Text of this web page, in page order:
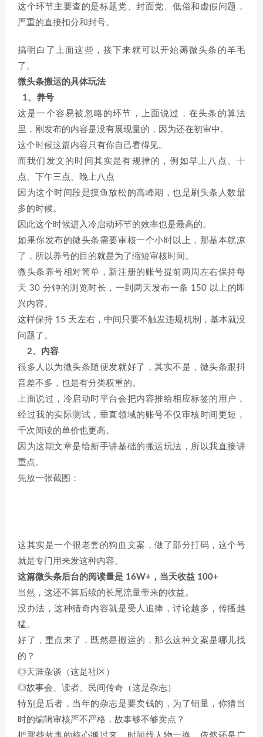
这个环节主要查的是标题党、封面党、低俗和虚假问题，
严重的直接扣分和封号。
搞明白了上面这些，接下来就可以开始薅微头条的羊毛
了。
微头条搬运的具体玩法
1、养号
这是一个容易被忽略的环节，上面说过，在头条的算法
里，刚发布的内容是没有展现量的，因为还在初审中。
这个时候这篇内容只有你自己看得见。
而我们发文的时间其实是有规律的，例如早上八点、十
点、下午三点、晚上八点
因为这个时间段是摸鱼放松的高峰期，也是刷头条人数最
多的时候。
因此这个时候进入冷启动环节的效率也是最高的。
如果你发布的微头条需要审核一个小时以上，那基本就凉
了，所以养号的目的就是为了缩短审核时间。
微头条养号相对简单，新注册的账号提前两周左右保持每
天 30 分钟的浏览时长，一到两天发布一条 150 以上的即
兴内容。
这样保持 15 天左右，中间只要不触发违规机制，基本就没
问题了。
2、内容
很多人以为微头条随便发就好了，其实不是，微头条跟抖
音差不多，也是有分类权重的。
上面说过，冷启动时平台会把内容推给相应标签的用户，
经过我的实际测试，垂直领域的账号不仅审核时间更短，
千次阅读的单价也更高。
因为这期文章是给新手讲基础的搬运玩法，所以我直接讲
重点。
先放一张截图：
这其实是一个很老套的狗血文案，做了部分打码，这个号
就是专门用来发这种内容。
这篇微头条后台的阅读量是 16W+，当天收益 100+
当然，这还不算后续的长尾流量带来的收益。
没办法，这种猎奇内容就是受人追捧，讨论越多，传播越
猛。
好了，重点来了，既然是搬运的，那么这种文案是哪儿找
的？
◎天涯杂谈（这是社区）
◎故事会、读者、民间传奇（这是杂志）
特别是后者，当年的杂志是要卖钱的，为了销量，你猜当
时的编辑审核严不严格，故事够不够卖点？